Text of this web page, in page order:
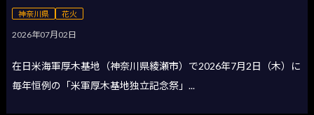
神奈川県 花火
2026年07月02日
在日米海軍厚木基地（神奈川県綾瀬市）で2026年7月2日（木）に
毎年恒例の「米軍厚木基地独立記念祭」...